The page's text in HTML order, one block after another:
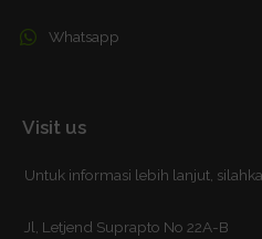
Whatsapp
Visit us
Untuk informasi lebih lanjut,
Jl, Letjend Suprapto No 22A-B